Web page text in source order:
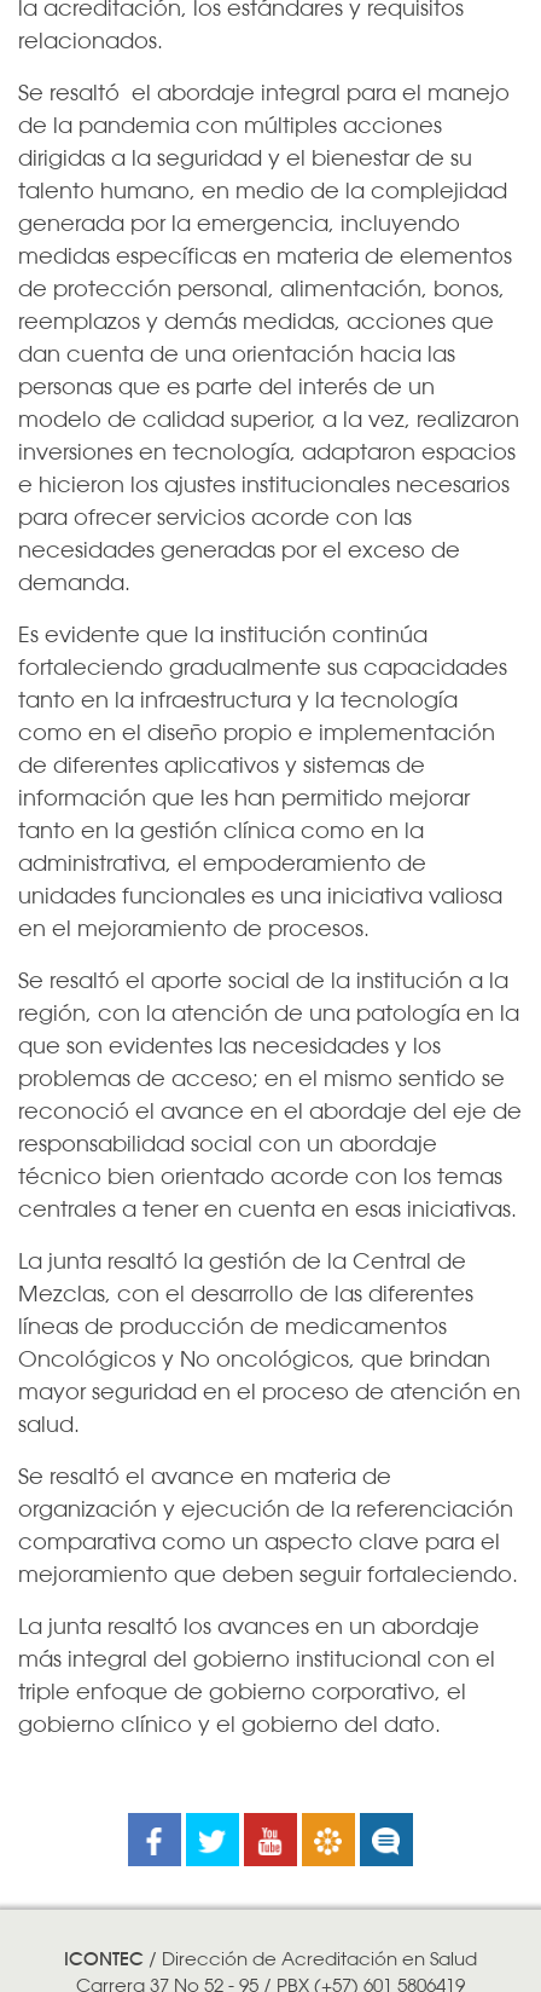
la acreditación, los estándares y requisitos
relacionados.
Se resaltó el abordaje integral para el manejo
de la pandemia con múltiples acciones
dirigidas a la seguridad y el bienestar de su
talento humano, en medio de la complejidad
generada por la emergencia, incluyendo
medidas específicas en materia de elementos
de protección personal, alimentación, bonos,
reemplazos y demás medidas, acciones que
dan cuenta de una orientación hacia las
personas que es parte del interés de un
modelo de calidad superior, a la vez, realizaron
inversiones en tecnología, adaptaron espacios
e hicieron los ajustes institucionales necesarios
para ofrecer servicios acorde con las
necesidades generadas por el exceso de
demanda.
Es evidente que la institución continúa
fortaleciendo gradualmente sus capacidades
tanto en la infraestructura y la tecnología
como en el diseño propio e implementación
de diferentes aplicativos y sistemas de
información que les han permitido mejorar
tanto en la gestión clínica como en la
administrativa, el empoderamiento de
unidades funcionales es una iniciativa valiosa
en el mejoramiento de procesos.
Se resaltó el aporte social de la institución a la
región, con la atención de una patología en la
que son evidentes las necesidades y los
problemas de acceso; en el mismo sentido se
reconoció el avance en el abordaje del eje de
responsabilidad social con un abordaje
técnico bien orientado acorde con los temas
centrales a tener en cuenta en esas iniciativas.
La junta resaltó la gestión de la Central de
Mezclas, con el desarrollo de las diferentes
líneas de producción de medicamentos
Oncológicos y No oncológicos, que brindan
mayor seguridad en el proceso de atención en
salud.
Se resaltó el avance en materia de
organización y ejecución de la referenciación
comparativa como un aspecto clave para el
mejoramiento que deben seguir fortaleciendo.
La junta resaltó los avances en un abordaje
más integral del gobierno institucional con el
triple enfoque de gobierno corporativo, el
gobierno clínico y el gobierno del dato.
Facebook
Twitter YoutubeBoletines
ICONTEC / Dirección de Acreditación en Salud
Carrera 37 No 52 - 95 / PBX (+57) 601 5806419